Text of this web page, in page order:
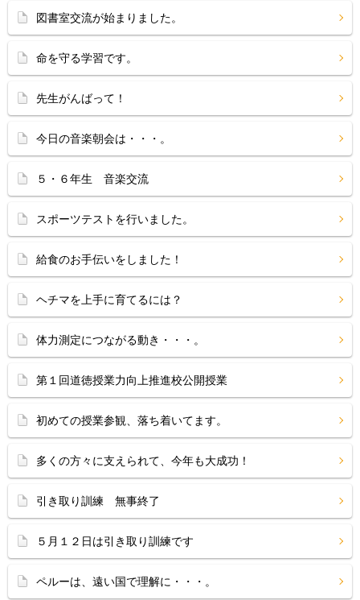
図書室交流が始まりました。
命を守る学習です。
先生がんばって！
今日の音楽朝会は・・・。
５・６年生 音楽交流
スポーツテストを行いました。
給食のお手伝いをしました！
ヘチマを上手に育てるには？
体力測定につながる動き・・・。
第１回道徳授業力向上推進校公開授業
初めての授業参観、落ち着いてます。
多くの方々に支えられて、今年も大成功！
引き取り訓練 無事終了
５月１２日は引き取り訓練です
ペルーは、遠い国で理解に・・・。